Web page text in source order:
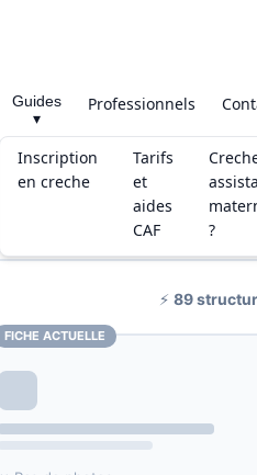
Guides
▾
Inscription
en creche
Tarifs
et
aides
CAF
?
Professionnels
⚡ 89
FICHE ACTUELLE